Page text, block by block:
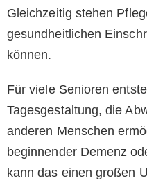
Gleichzeitig stehen
gesundheitlichen
können.
Für viele Senioren
Tagesgestaltung, die
anderen Menschen
beginnender Demenz
kann das einen großen